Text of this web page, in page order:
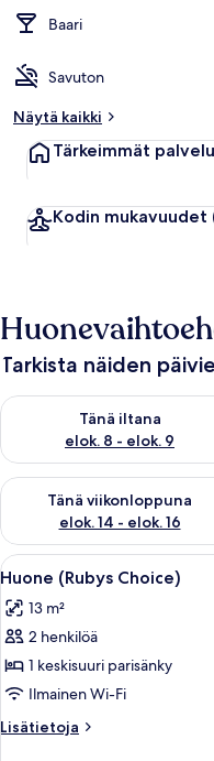
Baari
Savuton
Näytä kaikki
Tärkeimmät
Kodin mukavuudet
Tarkista näiden
Tänä iltana
elok. 8 - elok. 9
Tarkista tämän illan
Tänä viikonloppuna
elok. 14 - elok. 16
Tarkista tämän viikonlopun
Avaa
kaikki
huonetyypin
Huone
(Rubys
Choice)
kuvat
6
Huone (Rubys Choice)
13 m²
2 henkilöä
1 keskisuuri parisänky
Ilmainen Wi-Fi
Lisätietoja
Lisätietoja